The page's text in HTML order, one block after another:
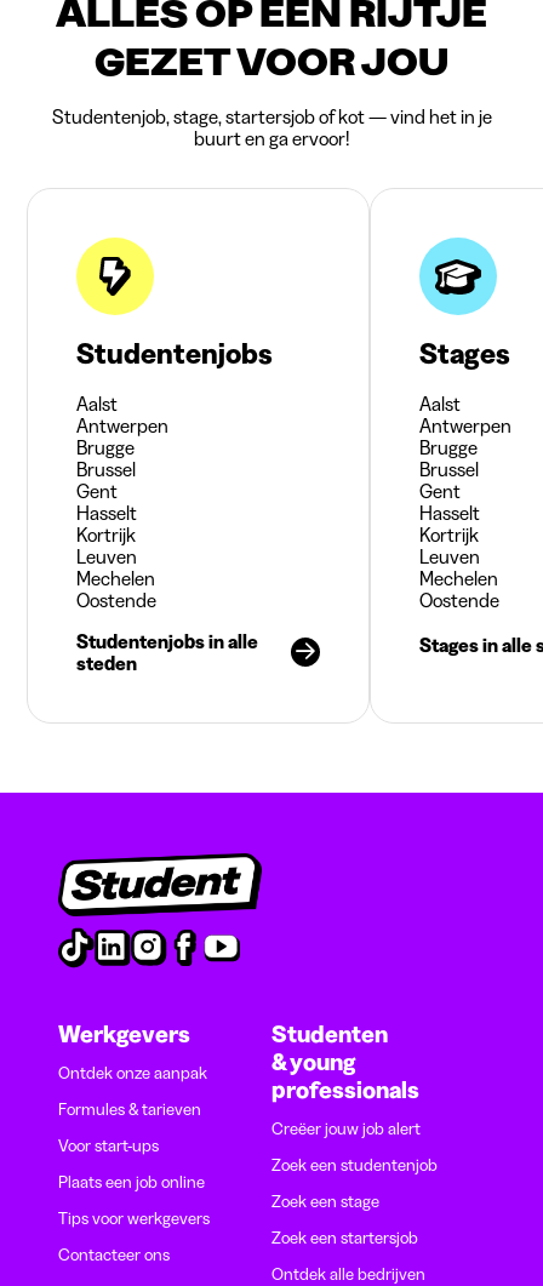
ALLES OP EEN RIJTJE
GEZET VOOR JOU
Studentenjob, stage, startersjob of kot — vind het in je
buurt en ga ervoor!
Studentenjobs
Aalst
Antwerpen
Brugge
Brussel
Gent
Hasselt
Kortrijk
Leuven
Mechelen
Oostende
Studentenjobs in alle
steden
Stages
Aalst
Antwerpen
Brugge
Brussel
Gent
Hasselt
Kortrijk
Leuven
Mechelen
Oostende
Stages in alle
Werkgevers
Ontdek onze aanpak
Formules & tarieven
Voor start-ups
Plaats een job online
Tips voor werkgevers
Contacteer ons
Studenten
& young
professionals
Creëer jouw job alert
Zoek een studentenjob
Zoek een stage
Zoek een startersjob
Ontdek alle bedrijven